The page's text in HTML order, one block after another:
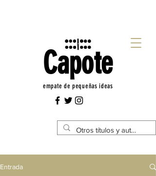
Capote
empate de pequeñas ideas
Entrada